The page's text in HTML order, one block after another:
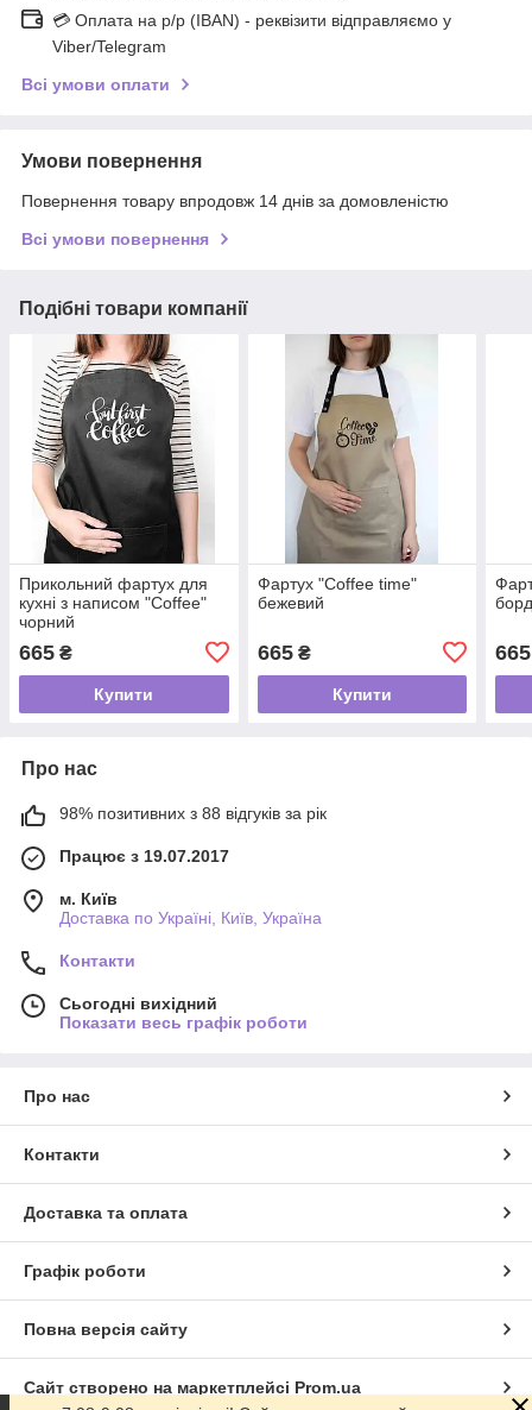
💳 Оплата на р/р (IBAN) - реквізити відправляємо у
Viber/Telegram
Всі умови оплати
Умови повернення
Повернення товару впродовж 14 днів за домовленістю
Всі умови повернення
Подібні товари компанії
Прикольний фартух для
кухні з написом "Coffee"
чорний
665 ₴
Купити
Фартух "Coffee time"
бежевий
665₴
Купити
665
Про нас
98% позитивних з 88 відгуків за рік
Працює з 19.07.2017
м. Київ
Доставка по Україні, Київ, Україна
Контакти
Сьогодні вихідний
Показати весь графік роботи
Про нас
Контакти
Доставка та оплата
Графік роботи
Повна версія сайту
Сайт створено на маркетплейсі Prom.ua